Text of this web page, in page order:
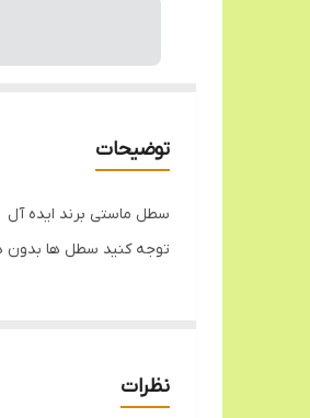
توضیحات
سطل ماستی برند ایده آل
توجه کنید سطل ها
نظرات